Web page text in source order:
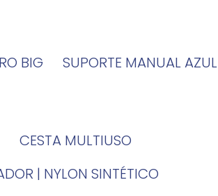
BIG
SUPORTE MANUAL AZUL
CESTA MULTIUSO
| NYLON SINTÉTICO